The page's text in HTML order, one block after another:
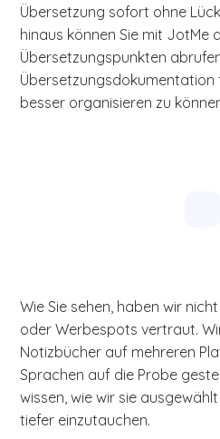
Übersetzung sofort ohne
hinaus können Sie mit JotMe
Übersetzungspunkten
Übersetzungsdokumentation
besser organisieren zu
Wie Sie sehen, haben wir
oder Werbespots vertraut.
Notizbücher auf mehreren
Sprachen auf die Probe
wissen, wie wir sie
tiefer einzutauchen.